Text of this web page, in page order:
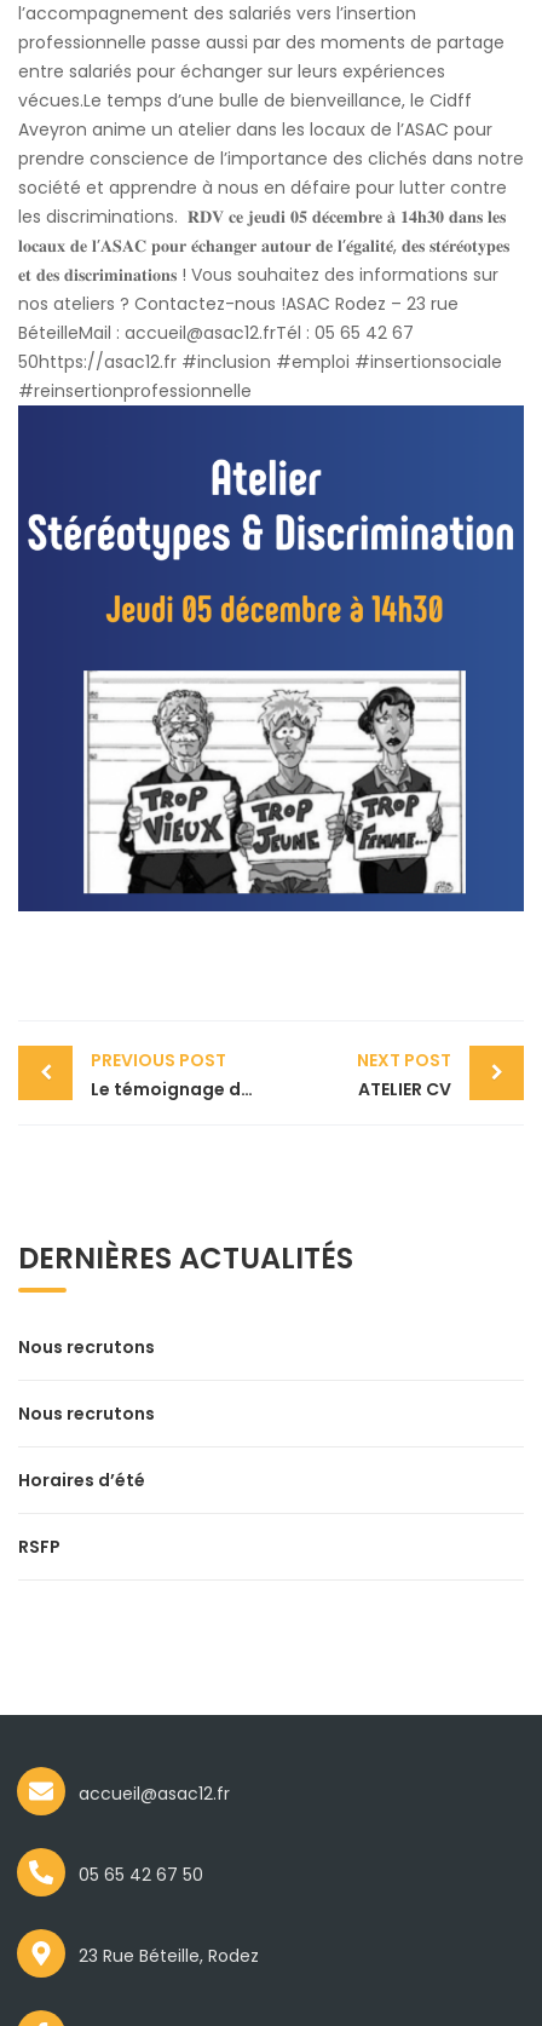
l’accompagnement des salariés vers l’insertion
professionnelle passe aussi par des moments de partage
entre salariés pour échanger sur leurs expériences
vécues.Le temps d’une bulle de bienveillance, le Cidff
Aveyron anime un atelier dans les locaux de l’ASAC pour
prendre conscience de l’importance des clichés dans notre
société et apprendre à nous en défaire pour lutter contre
les discriminations. 𝐑𝐃𝐕 𝐜𝐞 𝐣𝐞𝐮𝐝𝐢 𝟎𝟓 𝐝𝐞́𝐜𝐞𝐦𝐛𝐫𝐞 𝐚̀ 𝟏𝟒𝐡𝟑𝟎 𝐝𝐚𝐧𝐬 𝐥𝐞𝐬
𝐥𝐨𝐜𝐚𝐮𝐱 𝐝𝐞 𝐥’𝐀𝐒𝐀𝐂 𝐩𝐨𝐮𝐫 𝐞́𝐜𝐡𝐚𝐧𝐠𝐞𝐫 𝐚𝐮𝐭𝐨𝐮𝐫 𝐝𝐞 𝐥’𝐞́𝐠𝐚𝐥𝐢𝐭𝐞́, 𝐝𝐞𝐬 𝐬𝐭𝐞́𝐫𝐞́𝐨𝐭𝐲𝐩𝐞𝐬
𝐞𝐭 𝐝𝐞𝐬 𝐝𝐢𝐬𝐜𝐫𝐢𝐦𝐢𝐧𝐚𝐭𝐢𝐨𝐧𝐬 ! Vous souhaitez des informations sur
nos ateliers ? Contactez-nous !ASAC Rodez – 23 rue
BéteilleMail : accueil@asac12.frTél : 05 65 42 67
50https://asac12.fr #inclusion #emploi #insertionsociale
#reinsertionprofessionnelle
PREVIOUS POST
Le témoignage de Florian
NEXT POST
ATELIER CV
DERNIÈRES ACTUALITÉS
Nous recrutons
Nous recrutons
Horaires d’été
RSFP
accueil@asac12.fr
05 65 42 67 50
23 Rue Béteille, Rodez